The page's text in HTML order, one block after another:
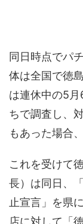
同日時点でパ
体は全国で徳
は連休中の5
ちで調査し、
もあった場合
これを受けて
長）は同日、
止宣言」を県
店に対して「